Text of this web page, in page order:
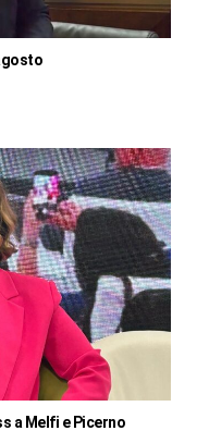
a Melfi e Picerno